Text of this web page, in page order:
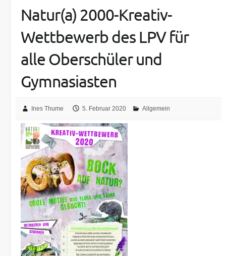
Natur(a) 2000-Kreativ-
Wettbewerb des LPV für
alle Oberschüler und
Gymnasiasten
Ines Thume 5. Februar 2020 Allgemein